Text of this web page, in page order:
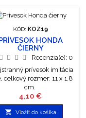
KÓD: KOZ19
HONDA
ČIERNY
Recenzia(e): 0
prívesok imitácia
celkový rozmer: 11 x 1,8
cm.
Cena
4,10 €
 Vložiť do košíka